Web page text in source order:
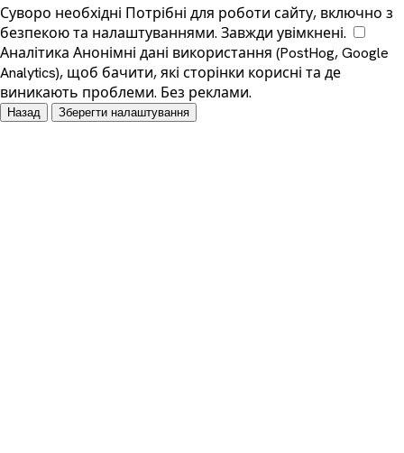
Суворо необхідні Потрібні для роботи сайту, включно з
безпекою та налаштуваннями. Завжди увімкнені.
Аналітика Анонімні дані використання (PostHog, Google
Analytics), щоб бачити, які сторінки корисні та де
виникають проблеми. Без реклами.
Назад Зберегти налаштування